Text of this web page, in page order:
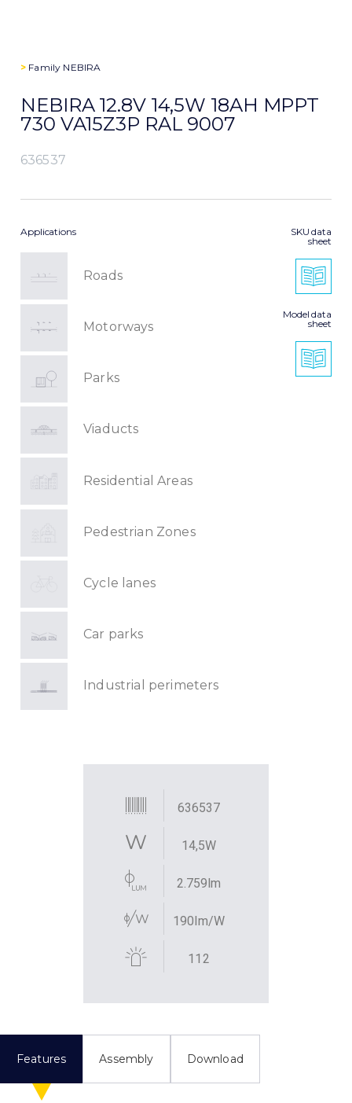
> Family NEBIRA
NEBIRA 12.8V 14,5W 18AH MPPT
730 VA15Z3P RAL 9007
636537
Applications
Roads
Motorways
Parks
Viaducts
Residential Areas
Pedestrian Zones
Cycle lanes
Car parks
Industrial perimeters
SKU data
sheet
Model data
sheet
636537
14,5W
2.759lm
190lm/W
112
Features Assembly Download